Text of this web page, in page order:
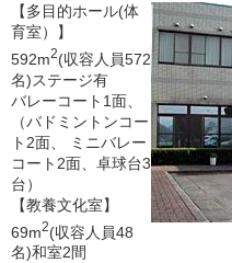
【多目的ホール(体
育室）】
592m2(収容人員572
名)ステージ有
バレーコート1面、
（バドミントンコー
ト2面、 ミニバレー
コート2面、卓球台3
台）
【教養文化室】
69m2(収容人員48
名)和室2間